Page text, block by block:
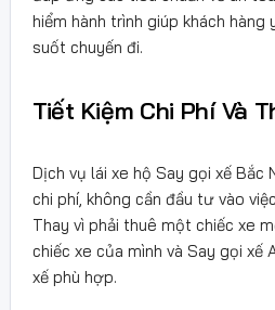
hiểm hành trình giúp khách
suốt chuyến đi.
Tiết Kiệm Chi Phí Và
Dịch vụ lái xe hộ Say gọi xế Bắc
chi phí, không cần đầu tư vào
Thay vì phải thuê một chiếc xe
chiếc xe của mình và Say gọi xế
xế phù hợp.